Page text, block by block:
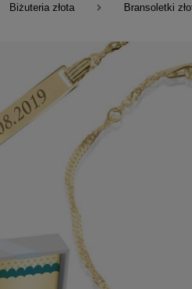
Biżuteria złota Bransoletki